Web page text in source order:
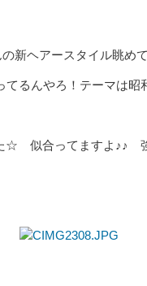
新ヘアースタイル眺め
てるんやろ！テーマは昭
☆ 似合ってますよ♪♪